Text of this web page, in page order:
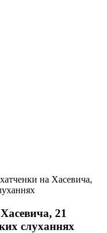
на Хасевича,
21
слуханнях